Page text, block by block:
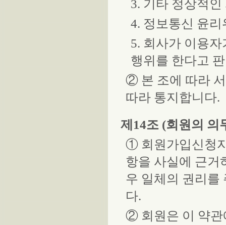
3. 기타 정상적
4. 정보통신 윤
5. 회사가 이용
행위를 한다고
② 본 조에 따라
따라 통지합니다.
제14조 (회원의 의
① 회원가입신청
항을 사실에 근거
우 일체의 권리를
다.
② 회원은 이 약관